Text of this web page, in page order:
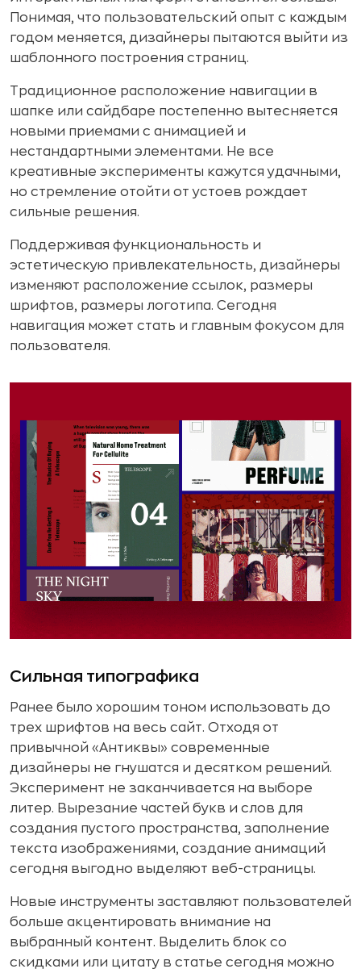
Понимая, что пользовательский опыт с каждым
годом меняется, дизайнеры пытаются выйти из
шаблонного построения страниц.
Традиционное расположение навигации в
шапке или сайдбаре постепенно вытесняется
новыми приемами с анимацией и
нестандартными элементами. Не все
креативные эксперименты кажутся удачными,
но стремление отойти от устоев рождает
сильные решения.
Поддерживая функциональность и
эстетическую привлекательность, дизайнеры
изменяют расположение ссылок, размеры
шрифтов, размеры логотипа. Сегодня
навигация может стать и главным фокусом для
пользователя.
Сильная типографика
Ранее было хорошим тоном использовать до
трех шрифтов на весь сайт. Отходя от
привычной «Антиквы» современные
дизайнеры не гнушатся и десятком решений.
Эксперимент не заканчивается на выборе
литер. Вырезание частей букв и слов для
создания пустого пространства, заполнение
текста изображениями, создание анимаций
сегодня выгодно выделяют веб-страницы.
Новые инструменты заставляют пользователей
больше акцентировать внимание на
выбранный контент. Выделить блок со
скидками или цитату в статье сегодня можно